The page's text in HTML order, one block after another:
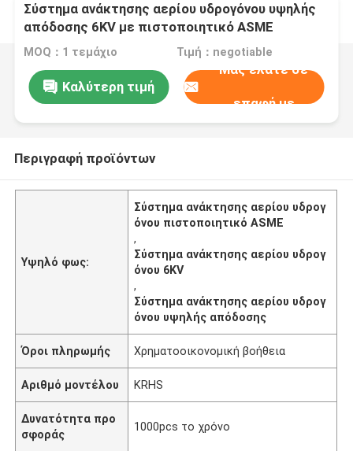
Σύστημα ανάκτησης αερίου υδρογόνου υψηλής
απόδοσης 6KV με πιστοποιητικό ASME
MOQ：1 τεμάχιο Τιμή：negotiable
Καλύτερη τιμή
Μας ελάτε σε
επαφή με
Περιγραφή προϊόντων
Υψηλό φως:
Σύστημα ανάκτησης αερίου υδρογ
όνου πιστοποιητικό ASME
,
Σύστημα ανάκτησης αερίου υδρογ
όνου 6KV
,
Σύστημα ανάκτησης αερίου υδρογ
όνου υψηλής απόδοσης
Όροι πληρωμής Χρηματοοικονομική βοήθεια
Αριθμό μοντέλου KRHS
Δυνατότητα προ
σφοράς
1000pcs το χρόνο